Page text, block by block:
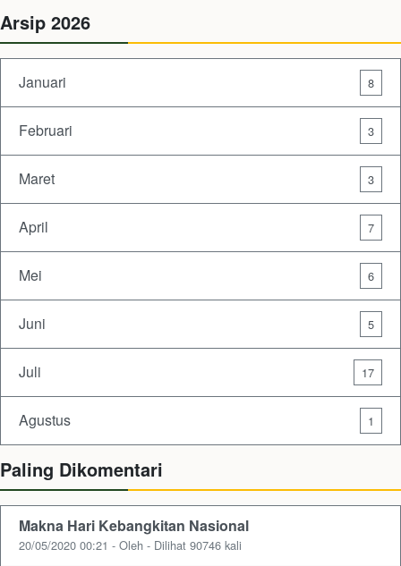
Arsip 2026
Januari 8
Februari 3
Maret 3
April 7
Mei 6
Juni 5
Juli 17
Agustus 1
Paling Dikomentari
Makna Hari Kebangkitan Nasional
20/05/2020 00:21 - Oleh - Dilihat 90746 kali